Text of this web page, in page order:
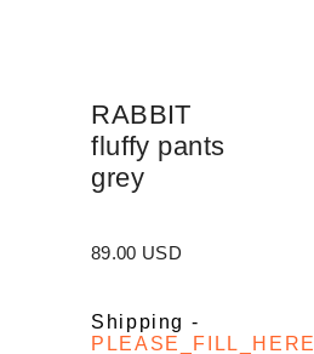
RABBIT
fluffy pants
grey
89.00 USD
Shipping -
PLEASE_FILL_HERE